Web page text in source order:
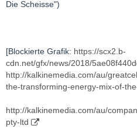
Die Scheisse")
[Blockierte Grafik: https://scx2.b-
cdn.net/gfx/news/2018/
http://kalkinemedia.com/au/
the-transforming-energy-mix-of-
http://kalkinemedia.com/au/
pty-ltd